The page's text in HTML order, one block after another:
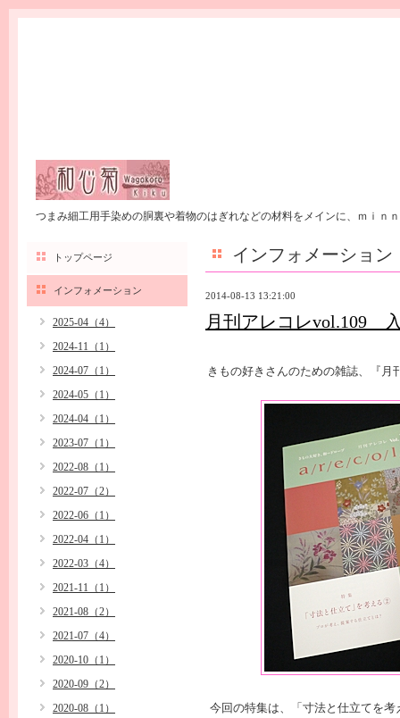
つまみ細工用手染めの胴裏や着物のはぎれなどの材料をメインに、ｍｉｎ
インフォメーション
2014-08-13 13:21:00
月刊アレコレvol.109
きもの好きさんのための雑誌、『
今回の特集は、「寸法と仕立てを
トップページ
インフォメーション
2025-04（4）
2024-11（1）
2024-07（1）
2024-05（1）
2024-04（1）
2023-07（1）
2022-08（1）
2022-07（2）
2022-06（1）
2022-04（1）
2022-03（4）
2021-11（1）
2021-08（2）
2021-07（4）
2020-10（1）
2020-09（2）
2020-08（1）